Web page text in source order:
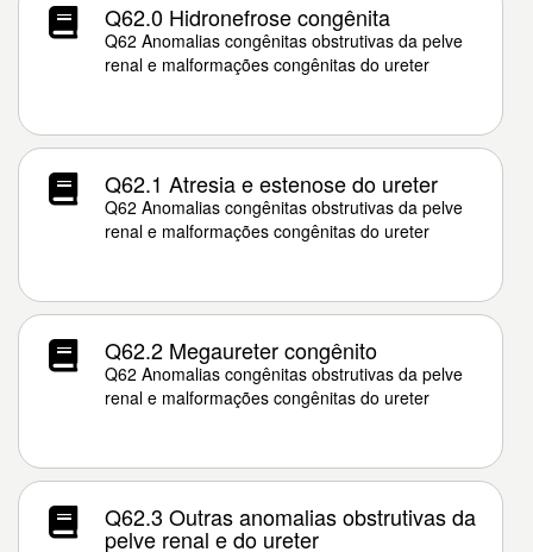
Q62.0 Hidronefrose congênita
Q62 Anomalias congênitas obstrutivas da pelve
renal e malformações congênitas do ureter
Q62.1 Atresia e estenose do ureter
Q62 Anomalias congênitas obstrutivas da pelve
renal e malformações congênitas do ureter
Q62.2 Megaureter congênito
Q62 Anomalias congênitas obstrutivas da pelve
renal e malformações congênitas do ureter
Q62.3 Outras anomalias obstrutivas da
pelve renal e do ureter